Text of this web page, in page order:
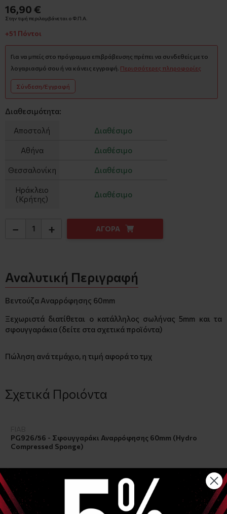
16,90 €
Στην τιμή περιλαμβάνεται ο Φ.Π.Α.
+51 Πόντοι
Για να μπείς στο πρόγραμμα επιβράβευσης πρέπει να συνδεθείς με το
λογαριασμό σου ή να κάνεις εγγραφή. Περισσότερες πληροφορίες
Σύνδεση/Εγγραφή
Διαθεσιμότητα:
Αποστολή Διαθέσιμο
Αθήνα Διαθέσιμο
Θεσσαλονίκη Διαθέσιμο
Ηράκλειο
(Κρήτης)
Διαθέσιμο
− + ΑΓΟΡΑ
Αναλυτική Περιγραφή
Βεντούζα Αναρρόφησης 60mm
Ξεχωριστά διατίθεται ο κατάλληλος σωλήνας 5mm και τα
σφουγγαράκια (δείτε στα σχετικά προϊόντα)
Πώληση ανά τεμάχιο, η τιμή αφορά το τμχ
Σχετικά Προιόντα
PG926/56 - Σφουγγαράκι Αναρρόφησης 60mm (Hydro
Compressed Sponge)